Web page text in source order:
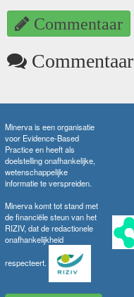
Commentaar
Commentaar
Minerva is een organisatie
voor Evidence-Based
Practice en heeft als
doelstelling onafhankelijke,
wetenschappelijke
informatie te verspreiden.
Minerva komt tot stand met
de financiële steun van het
RIZIV, dat de redactionele
onafhankelijkheid
respecteert.